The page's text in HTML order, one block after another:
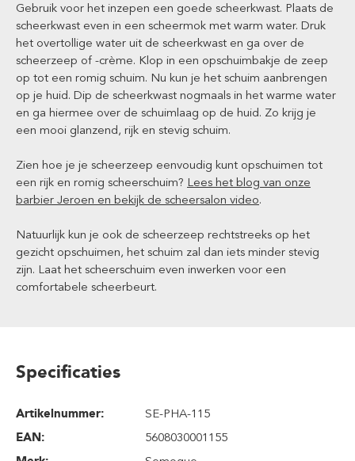
Gebruik voor het inzepen een goede scheerkwast. Plaats de
scheerkwast even in een scheermok met warm water. Druk
het overtollige water uit de scheerkwast en ga over de
scheerzeep of -crème. Klop in een opschuimbakje de zeep
op tot een romig schuim. Nu kun je het schuim aanbrengen
op je huid. Dip de scheerkwast nogmaals in het warme water
en ga hiermee over de schuimlaag op de huid. Zo krijg je
een mooi glanzend, rijk en stevig schuim.
Zien hoe je je scheerzeep eenvoudig kunt opschuimen tot
een rijk en romig scheerschuim? Lees het blog van onze
barbier Jeroen en bekijk de scheersalon video.
Natuurlijk kun je ook de scheerzeep rechtstreeks op het
gezicht opschuimen, het schuim zal dan iets minder stevig
zijn. Laat het scheerschuim even inwerken voor een
comfortabele scheerbeurt.
Specificaties
Artikelnummer:
SE-PHA-115
EAN:
5608030001155